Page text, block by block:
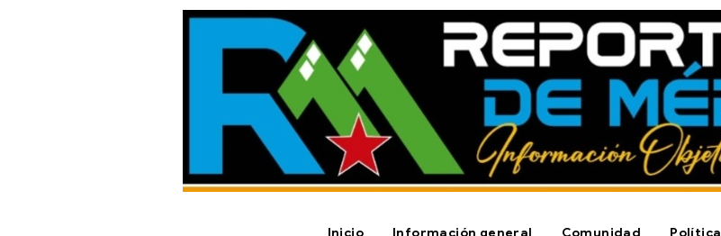
Inicio Información general Comunidad Política